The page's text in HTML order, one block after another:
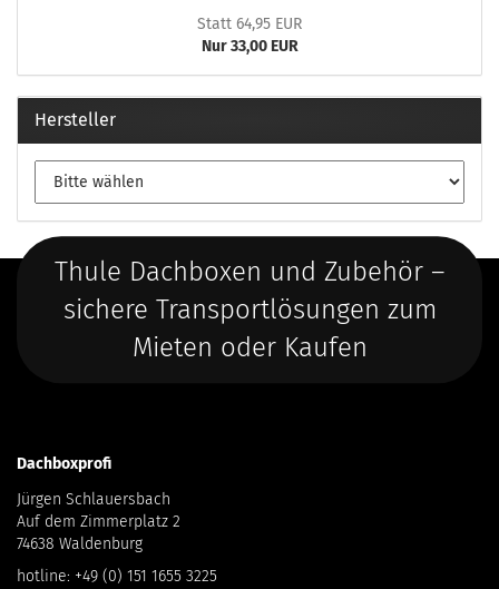
Statt 64,95 EUR
Nur 33,00 EUR
Hersteller
Thule Dachboxen und Zubehör –
sichere Transportlösungen zum
Mieten oder Kaufen
Dachboxprofi
Jürgen Schlauersbach
Auf dem Zimmerplatz 2
74638 Waldenburg
hotline: +49 (0) 151 1655 3225